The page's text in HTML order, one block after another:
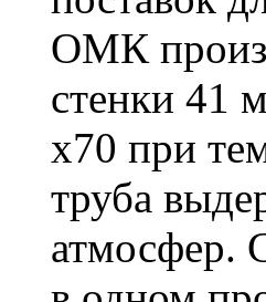
ОМК
стенки 41
х70 при
труба
атмосфер.